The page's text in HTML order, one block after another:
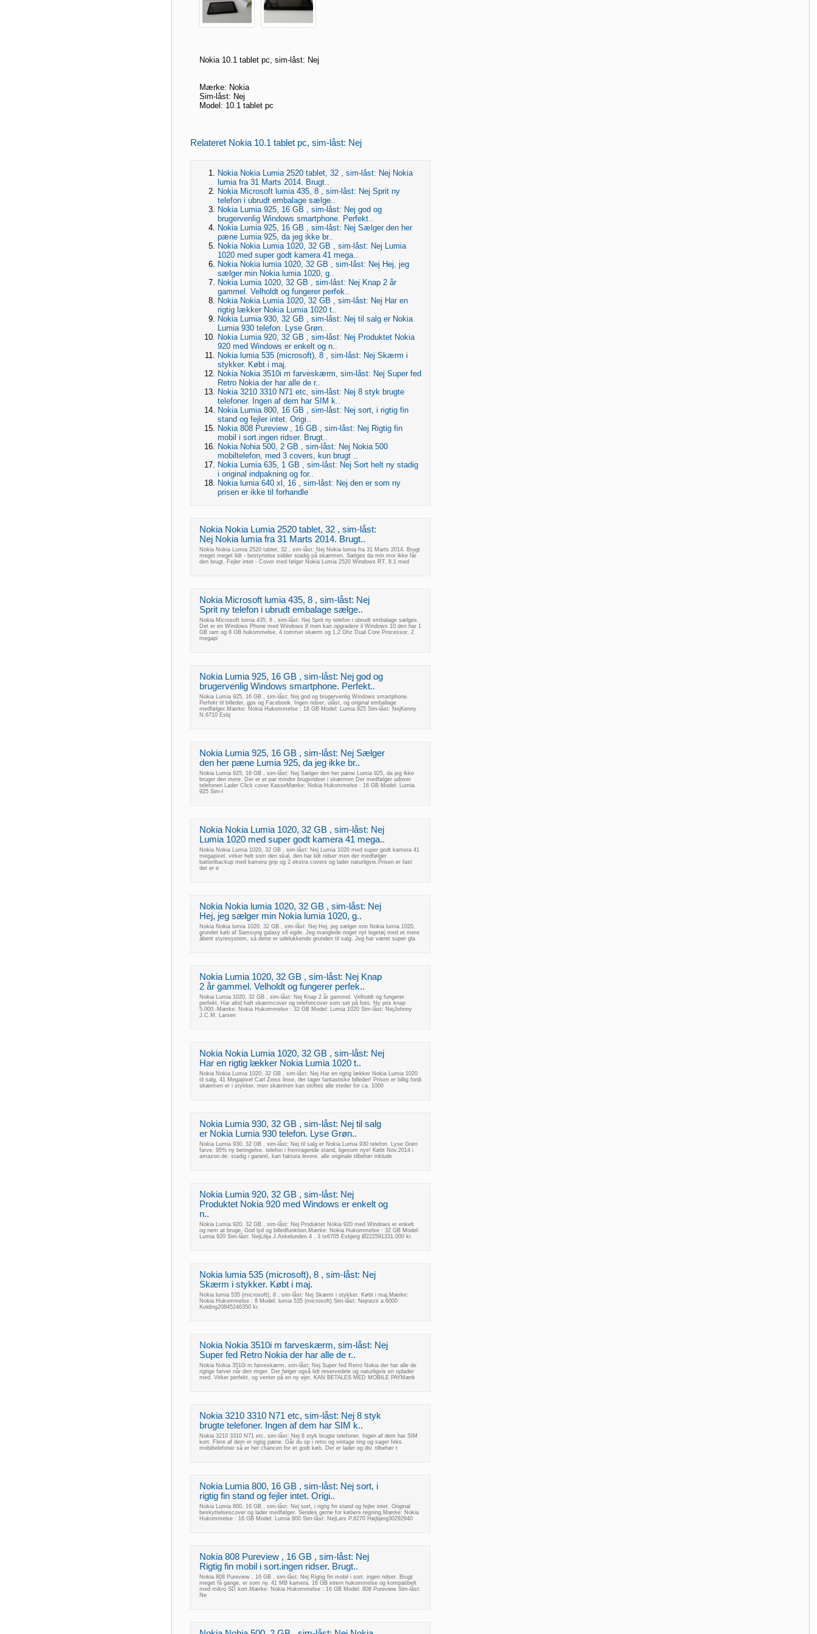
Nokia 10.1 tablet pc, sim-låst: Nej
Mærke: Nokia
Sim-låst: Nej
Model: 10.1 tablet pc
Relateret Nokia 10.1 tablet pc, sim-låst: Nej
Nokia Nokia Lumia 2520 tablet, 32 , sim-låst: Nej Nokia
lumia fra 31 Marts 2014. Brugt..
Nokia Microsoft lumia 435, 8 , sim-låst: Nej Sprit ny
telefon i ubrudt embalage sælge..
Nokia Lumia 925, 16 GB , sim-låst: Nej god og
brugervenlig Windows smartphone. Perfekt..
Nokia Lumia 925, 16 GB , sim-låst: Nej Sælger den her
pæne Lumia 925, da jeg ikke br..
Nokia Nokia Lumia 1020, 32 GB , sim-låst: Nej Lumia
1020 med super godt kamera 41 mega..
Nokia Nokia lumia 1020, 32 GB , sim-låst: Nej Hej, jeg
sælger min Nokia lumia 1020, g..
Nokia Lumia 1020, 32 GB , sim-låst: Nej Knap 2 år
gammel. Velholdt og fungerer perfek..
Nokia Nokia Lumia 1020, 32 GB , sim-låst: Nej Har en
rigtig lækker Nokia Lumia 1020 t..
Nokia Lumia 930, 32 GB , sim-låst: Nej til salg er Nokia
Lumia 930 telefon. Lyse Grøn..
Nokia Lumia 920, 32 GB , sim-låst: Nej Produktet Nokia
920 med Windows er enkelt og n..
Nokia lumia 535 (microsoft), 8 , sim-låst: Nej Skærm i
stykker. Købt i maj.
Nokia Nokia 3510i m farveskærm, sim-låst: Nej Super fed
Retro Nokia der har alle de r..
Nokia 3210 3310 N71 etc, sim-låst: Nej 8 styk brugte
telefoner. Ingen af dem har SIM k..
Nokia Lumia 800, 16 GB , sim-låst: Nej sort, i rigtig fin
stand og fejler intet. Origi..
Nokia 808 Pureview , 16 GB , sim-låst: Nej Rigtig fin
mobil i sort.ingen ridser. Brugt..
Nokia Nohia 500, 2 GB , sim-låst: Nej Nokia 500
mobiltelefon, med 3 covers, kun brugt ..
Nokia Lumia 635, 1 GB , sim-låst: Nej Sort helt ny stadig
i original indpakning og for..
Nokia lumia 640 xl, 16 , sim-låst: Nej den er som ny
prisen er ikke til forhandle
Nokia Nokia Lumia 2520 tablet, 32 , sim-låst:
Nej Nokia lumia fra 31 Marts 2014. Brugt..
Nokia Nokia Lumia 2520 tablet, 32 , sim-låst: Nej Nokia lumia fra 31 Marts 2014. Brugt
meget meget lidt - bestyrtelse sidder stadig på skærmen. Sælges da min mor ikke får
den brugt. Fejler intet - Cover med følger Nokia Lumia 2520 Windows RT. 8.1 med
Nokia Microsoft lumia 435, 8 , sim-låst: Nej
Sprit ny telefon i ubrudt embalage sælge..
Nokia Microsoft lumia 435, 8 , sim-låst: Nej Sprit ny telefon i ubrudt embalage sælges.
Det er en Windows Phone med Windows 8 men kan opgradere il Windows 10 den har 1
GB ram og 8 GB hukommelse, 4 tommer skærm og 1,2 Ghz Dual Core Processor, 2
megapi
Nokia Lumia 925, 16 GB , sim-låst: Nej god og
brugervenlig Windows smartphone. Perfekt..
Nokia Lumia 925, 16 GB , sim-låst: Nej god og brugervenlig Windows smartphone.
Perfekt til billeder, gps og Facebook. Ingen ridser, ulåst, og original emballage
medfølger.Mærke: Nokia Hukommelse : 16 GB Model: Lumia 925 Sim-låst: NejKenny
N.6710 Esbj
Nokia Lumia 925, 16 GB , sim-låst: Nej Sælger
den her pæne Lumia 925, da jeg ikke br..
Nokia Lumia 925, 16 GB , sim-låst: Nej Sælger den her pæne Lumia 925, da jeg ikke
bruger den mere. Der er et par mindre brugsridser i skærmen Der medfølger udover
telefonen Lader Click cover KasseMærke: Nokia Hukommelse : 16 GB Model: Lumia
925 Sim-l
Nokia Nokia Lumia 1020, 32 GB , sim-låst: Nej
Lumia 1020 med super godt kamera 41 mega..
Nokia Nokia Lumia 1020, 32 GB , sim-låst: Nej Lumia 1020 med super godt kamera 41
megapixel. virker helt som den skal, den har lidt ridser men der medfølger
batteribackup med kamera grip og 2 ekstra covers og lader naturligvis.Prisen er fast
det er e
Nokia Nokia lumia 1020, 32 GB , sim-låst: Nej
Hej, jeg sælger min Nokia lumia 1020, g..
Nokia Nokia lumia 1020, 32 GB , sim-låst: Nej Hej, jeg sælger min Nokia lumia 1020,
grundet køb af Samsung galaxy s6 egde. Jeg manglede noget nyt legetøj med et mere
åbent styresystem, så dette er udelukkende grunden til salg. Jeg har været super gla
Nokia Lumia 1020, 32 GB , sim-låst: Nej Knap
2 år gammel. Velholdt og fungerer perfek..
Nokia Lumia 1020, 32 GB , sim-låst: Nej Knap 2 år gammel. Velholdt og fungerer
perfekt. Har altid haft skærmcover og telefoncover som set på foto. Ny pris knap
5.000,-Mærke: Nokia Hukommelse : 32 GB Model: Lumia 1020 Sim-låst: NejJohnny
J.C.M. Larsen
Nokia Nokia Lumia 1020, 32 GB , sim-låst: Nej
Har en rigtig lækker Nokia Lumia 1020 t..
Nokia Nokia Lumia 1020, 32 GB , sim-låst: Nej Har en rigtig lækker Nokia Lumia 1020
til salg, 41 Megapixel Carl Zeiss linse, der tager fantastiske billeder! Prisen er billig fordi
skærmen er i stykker, men skærmen kan skiftes alle steder for ca. 1000
Nokia Lumia 930, 32 GB , sim-låst: Nej til salg
er Nokia Lumia 930 telefon. Lyse Grøn..
Nokia Lumia 930, 32 GB , sim-låst: Nej til salg er Nokia Lumia 930 telefon. Lyse Grøn
farve. 95% ny betingelse. telefon i fremragende stand, ligesom nye! Købt Nov.2014 i
amazon.de. stadig i garanti, kan faktura levere. alle originale tilbehør inklude
Nokia Lumia 920, 32 GB , sim-låst: Nej
Produktet Nokia 920 med Windows er enkelt og
n..
Nokia Lumia 920, 32 GB , sim-låst: Nej Produktet Nokia 920 med Windows er enkelt
og nem at bruge. God lyd og billedfunktion.Mærke: Nokia Hukommelse : 32 GB Model:
Lumia 920 Sim-låst: NejLilija J.Askelunden 4 , 3 tv6705 Esbjerg Ø222591331.000 kr.
Nokia lumia 535 (microsoft), 8 , sim-låst: Nej
Skærm i stykker. Købt i maj.
Nokia lumia 535 (microsoft), 8 , sim-låst: Nej Skærm i stykker. Købt i maj.Mærke:
Nokia Hukommelse : 8 Model: lumia 535 (microsoft) Sim-låst: Nejnezir a.6000
Kolding20845246350 kr.
Nokia Nokia 3510i m farveskærm, sim-låst: Nej
Super fed Retro Nokia der har alle de r..
Nokia Nokia 3510i m farveskærm, sim-låst: Nej Super fed Retro Nokia der har alle de
rigtige farver når den ringer. Der følger også lidt reservedele og naturligvis en oplader
med. Virker perfekt, og venter på en ny ejer. KAN BETALES MED MOBILE PAYMærk
Nokia 3210 3310 N71 etc, sim-låst: Nej 8 styk
brugte telefoner. Ingen af dem har SIM k..
Nokia 3210 3310 N71 etc, sim-låst: Nej 8 styk brugte telefoner. Ingen af dem har SIM
kort. Flere af dem er rigtig pæne. Går du op i retro og vintage ting og sager feks.
mobiltelefoner så er her chancen for et godt køb. Der er lader og div. tilbehør t
Nokia Lumia 800, 16 GB , sim-låst: Nej sort, i
rigtig fin stand og fejler intet. Origi..
Nokia Lumia 800, 16 GB , sim-låst: Nej sort, i rigtig fin stand og fejler intet. Original
beskyttelsescover og lader medfølger. Sendes gerne for købers regning.Mærke: Nokia
Hukommelse : 16 GB Model: Lumia 800 Sim-låst: NejLars P.8270 Højbjerg30292940
Nokia 808 Pureview , 16 GB , sim-låst: Nej
Rigtig fin mobil i sort.ingen ridser. Brugt..
Nokia 808 Pureview , 16 GB , sim-låst: Nej Rigtig fin mobil i sort. ingen ridser. Brugt
meget få gange, er som ny. 41 MB kamera. 16 GB intern hukommelse og kompatibelt
med mikro SD kort.Mærke: Nokia Hukommelse : 16 GB Model: 808 Pureview Sim-låst:
Ne